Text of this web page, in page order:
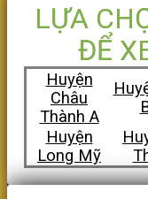
LỰA
ĐỂ
Huyện
Châu
Thành A
Huyện
Long Mỹ